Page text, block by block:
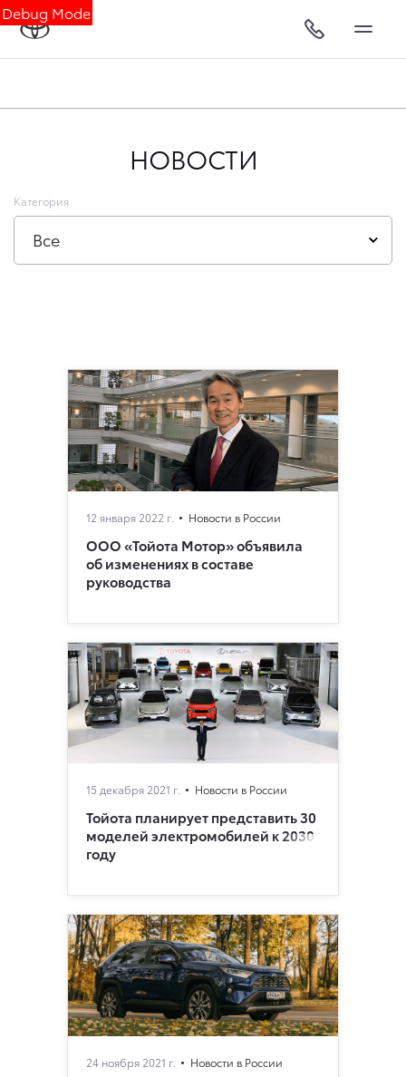
Debug Mode
НОВОСТИ
Категория
Все
12 января 2022 г. Новости в России
ООО «Тойота Мотор» объявила
об изменениях в составе
руководства
15 декабря 2021 г. Новости в России
Тойота планирует представить 30
моделей электромобилей к 2030
году
24 ноября 2021 г. Новости в России